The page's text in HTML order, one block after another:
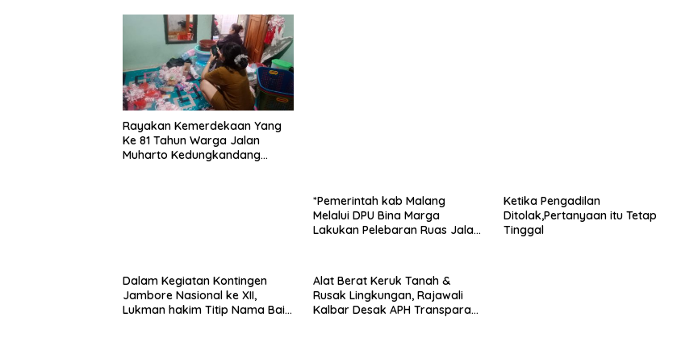
Rayakan Kemerdekaan Yang
Ke 81 Tahun Warga Jalan
Muharto Kedungkandang
*Pemerintah kab Malang
Melalui DPU Bina Marga
Lakukan Pelebaran Ruas Jalan
Ketika Pengadilan
Ditolak,Pertanyaan itu Tetap
Tinggal
Dalam Kegiatan Kontingen
Jambore Nasional ke XII,
Lukman hakim Titip Nama Baik
Alat Berat Keruk Tanah &
Rusak Lingkungan, Rajawali
Kalbar Desak APH Transparan